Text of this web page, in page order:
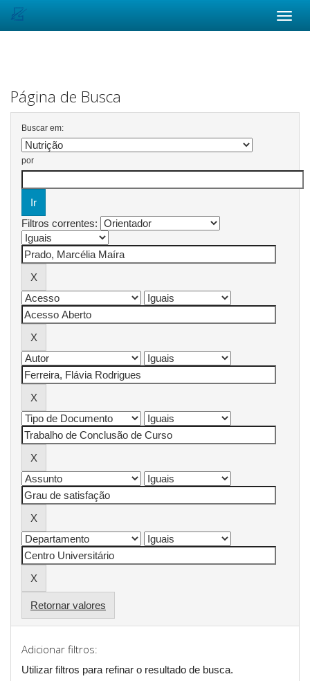
Página de Busca
Buscar em:
por
Filtros correntes:
Retornar valores
Adicionar filtros:
Utilizar filtros para refinar o resultado de busca.